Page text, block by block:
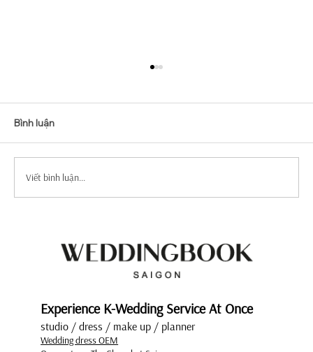
Sang Trọng Và Quý Phái
Bình luận
Viết bình luận...
Experience K-Wedding Service At Once
studio / dress / make up / planner
Wedding dress OEM